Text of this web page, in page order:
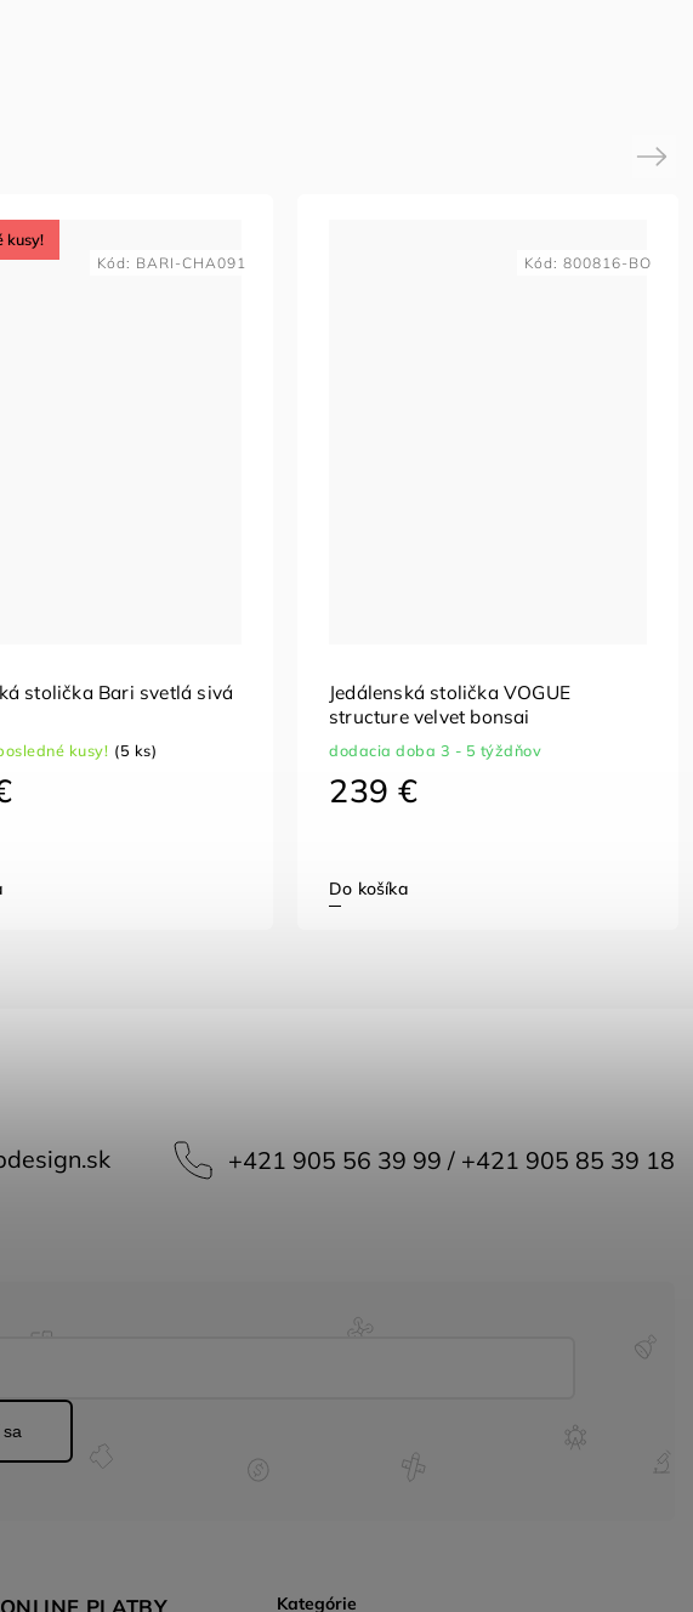
kusy!
stolička Bari svetlá sivá
kusy! (5 ks)
Kód: BARI-CHA091
Jedálenská stolička VOGUE
structure velvet bonsai
dodacia doba 3 - 5 týždňov
239 €
Do košíka
Kód: 800816-BO
Next
+421 905 56 39 99 / +421 905 85 39 18
Kategórie